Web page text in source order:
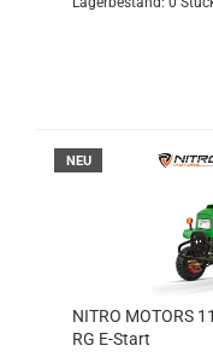
NEU
NITRO MOTORS
RG E-Start